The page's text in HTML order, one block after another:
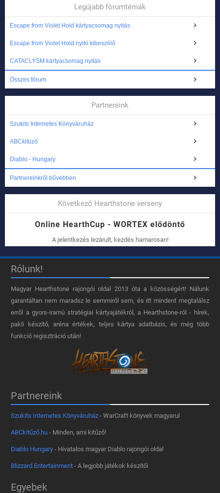
Legújabb fórumtémák
Escape from Violet Hold kártyacsomag nyitás
Escape from Violet Hold nyitó kibeszélő
CATACLYSM kártyacsomag nyitás
Összes fórum
Partnereink
Szukits Internetes Könyváruház
ABCkitüző
Diablo - Hungary
Partnereinkről bővebben
Következő Hearthstone verseny
Online HearthCup - WORTEX elődöntő
A jelentkezés lezárult, kezdés hamarosan!
Rólunk!
Magyar Hearthstone​ rajongói oldal 2013 óta a közösségért! Nálunk
garantáltan nem maradsz le semmiről sem, és itt mindent megtalálsz
erről a gyors-iramú stratégiai kártyajátékról, a Hearthstone-ról - hírek,
pakli készítő, aréna értékek, teljes kártya adatbázis, és még több
funkció regisztráció után!
Partnereink
Szukits Internetes Könyváruház - WarCraft könyvek magyarul
ABCkitűző.hu - Minden, ami kitűző!
Diablo Hungary - Hivatalos magyar Diablo rajongói oldal
Blizzard Entertainment - A legjobb játékok készítői
Egyebek